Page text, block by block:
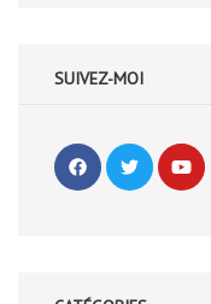
SUIVEZ-MOI